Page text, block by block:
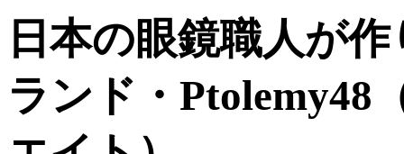
日本の眼鏡職人が
ランド ・